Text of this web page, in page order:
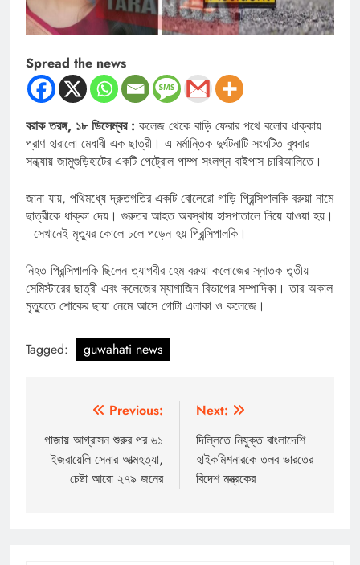
Spread the news
বরাক তরঙ্গ, ১৮ ডিসেম্বর : কলেজ থেকে বাড়ি ফেরার পথে বলোর ধাক্কায়
প্রাণ হারালো মেধাবী এক ছাত্রী। এ মর্মান্তিক দুর্ঘটনাটি সংঘটিত বুধবার
সন্ধ্যায় জামুগুড়িহাটের একটি পেট্রোল পাম্প সংলগ্ন বাইপাস চারিআলিতে।
জানা যায়, পথিমধ্যে দ্রুতগতির একটি বোলেরো গাড়ি প্রিন্সিপালকি বরুয়া নামে
ছাত্রীকে ধাক্কা দেয়। গুরুতর আহত অবস্থায় হাসপাতালে নিয়ে যাওয়া হয়।
সেখানেই মৃত্যুর কোলে ঢলে পড়েন হয় প্রিন্সিপালকি।
নিহত প্রিন্সিপালকি ছিলেন ত্যাগবীর হেম বরুয়া কলোজের স্নাতক তৃতীয়
সেমিস্টারের ছাত্রী এবং কলেজের ম্যাগাজিন বিভাগের সম্পাদিকা। তার অকাল
মৃত্যুতে শোকের ছায়া নেমে আসে গোটা এলাকা ও কলেজে।
Tagged: guwahati news
navigation
Previous:
গাজায় আগ্রাসন শুরুর পর ৬১
ইজরায়েলি সেনার আত্মহত্যা,
চেষ্টা আরো ২৭৯ জনের
Next:
দিল্লিতে নিযুক্ত বাংলাদেশি
হাইকমিশনারকে তলব ভারতের
বিদেশ মন্ত্রকের